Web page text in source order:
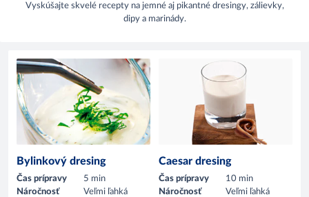
Vyskúšajte skvelé recepty na jemné aj pikantné dresingy, zálievky,
dipy a marinády.
Bylinkový dresing
Čas prípravy
5 min
Náročnosť
Veľmi ľahká
Caesar dresing
Čas prípravy
10 min
Náročnosť
Veľmi ľahká